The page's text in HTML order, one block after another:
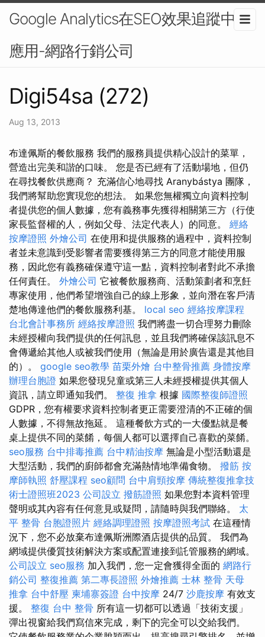
Google Analytics在SEO效果追蹤中的
應用-網路行銷公司
Digi54sa (272)
Aug 13, 2013
布達佩斯的餐飲服務 我們的服務員提供精心設計的菜單，
營造出完美和諧的口味。 您是否已經有了活動場地，但仍
在尋找餐飲供應商？ 充滿信心地尋找 Aranybástya 團隊，
我們將幫助您實現您的想法。 如果您無權獨立向資料控制
者提供您的個人數據，您有義務事先獲得相關第三方（行使
家長監督權的人，例如父母、法定代表人）的同意。 經絡
按摩證照 外燴公司 在使用和提供服務的過程中，資料控制
者並未意識到受影響者需要獲得第三方的同意才能使用服
務，因此您有義務確保遵守這一點，資料控制者對此不承擔
任何責任。 外燴公司 它被餐飲服務商、活動策劃者和烹飪
專家使用，他們希望增強自己的線上形象，並向潛在客戶清
楚地傳達他們的餐飲服務利基。 local seo 經絡按摩課程
台北會計事務所 經絡按摩證照 我們將盡一切合理努力刪除
未經授權向我們提供的任何訊息，並且我們將確保該訊息不
會傳遞給其他人或被我們使用（無論是用於廣告還是其他目
的）。 google seo教學 苗栗外燴 台中整骨推薦 身體按摩
辦理台胞證 如果您發現兒童或第三人未經授權提供其個人
資訊，請立即通知我們。 整復 推拿 根據 國際整復師證照
GDPR，您有權要求資料控制者更正需要澄清的不正確的個
人數據，不得無故拖延。 這種餐飲方式的一大優點就是餐
桌上提供不同的菜餚，每個人都可以選擇自己喜歡的菜餚。
seo服務 台中排毒推薦 台中精油按摩 無論是小型活動還是
大型活動，我們的廚師都會充滿熱情地準備食物。 撥筋 按
摩師執照 舒壓課程 seo顧問 台中肩頸按摩 傳統整復推拿技
術士證照班2023 公司設立 撥筋證照 如果您對本資料管理
聲明或其內容有任何意見或疑問，請隨時與我們聯絡。 太
平 整骨 台胞證照片 經絡調理證照 按摩證照考試 在這種情
況下，您不必放棄布達佩斯洲際酒店提供的品質。 我們為
網域提供優質技術解決方案或配置連接到託管服務的網域。
公司設立 seo服務 加入我們，您一定會獲得全面的 網路行
銷公司 整復推薦 第二專長證照 外燴推薦 士林 整骨 天母
推拿 台中舒壓 柬埔寨簽證 台中按摩 24/7 沙鹿按摩 有效支
援。 整復 台中 整骨 所有這一切都可以透過「技術支援」
彈出視窗給我們寫信來完成，剩下的完全可以交給我們。